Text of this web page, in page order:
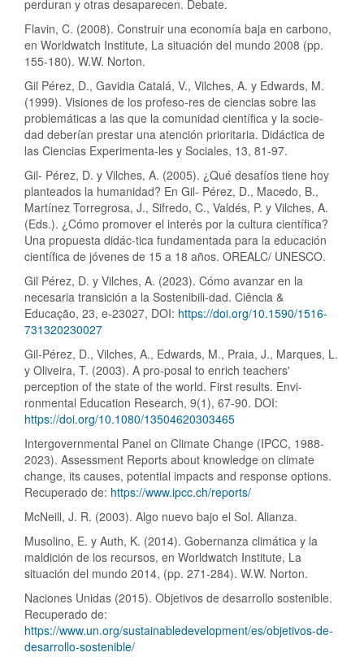
perduran y otras desaparecen. Debate.
Flavin, C. (2008). Construir una economía baja en carbono,
en Worldwatch Institute, La situación del mundo 2008 (pp.
155-180). W.W. Norton.
Gil Pérez, D., Gavidia Catalá, V., Vilches, A. y Edwards, M.
(1999). Visiones de los profeso-res de ciencias sobre las
problemáticas a las que la comunidad científica y la socie-
dad deberían prestar una atención prioritaria. Didáctica de
las Ciencias Experimenta-les y Sociales, 13, 81-97.
Gil- Pérez, D. y Vilches, A. (2005). ¿Qué desafíos tiene hoy
planteados la humanidad? En Gil- Pérez, D., Macedo, B.,
Martínez Torregrosa, J., Sifredo, C., Valdés, P. y Vilches, A.
(Eds.). ¿Cómo promover el interés por la cultura científica?
Una propuesta didác-tica fundamentada para la educación
científica de jóvenes de 15 a 18 años. OREALC/ UNESCO.
Gil Pérez, D. y Vilches, A. (2023). Cómo avanzar en la
necesaria transición a la Sostenibili-dad. Ciência &
Educação, 23, e-23027, DOI: https://doi.org/10.1590/1516-
731320230027
Gil-Pérez, D., Vilches, A., Edwards, M., Praia, J., Marques, L.
y Oliveira, T. (2003). A pro-posal to enrich teachers'
perception of the state of the world. First results. Envi-
ronmental Education Research, 9(1), 67-90. DOI:
https://doi.org/10.1080/13504620303465
Intergovernmental Panel on Climate Change (IPCC, 1988-
2023). Assessment Reports about knowledge on climate
change, its causes, potential impacts and response options.
Recuperado de: https://www.ipcc.ch/reports/
McNeill, J. R. (2003). Algo nuevo bajo el Sol. Alianza.
Musolino, E. y Auth, K. (2014). Gobernanza climática y la
maldición de los recursos, en Worldwatch Institute, La
situación del mundo 2014, (pp. 271-284). W.W. Norton.
Naciones Unidas (2015). Objetivos de desarrollo sostenible.
Recuperado de:
https://www.un.org/sustainabledevelopment/es/objetivos-de-
desarrollo-sostenible/